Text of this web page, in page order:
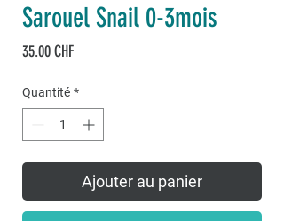
Sarouel Snail 0-3mois
35.00 CHFPrix
Quantité *
Ajouter au panier